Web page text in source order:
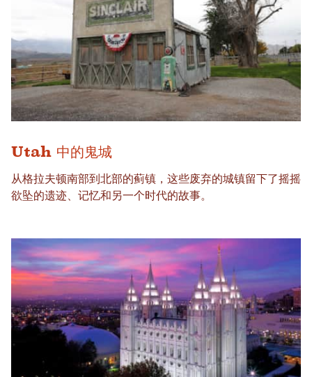
Utah 中的鬼城
从格拉夫顿南部到北部的蓟镇，这些废弃的城镇留下了摇摇
欲坠的遗迹、记忆和另一个时代的故事。